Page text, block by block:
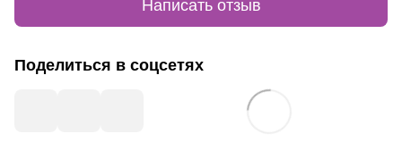
Написать отзыв
Поделиться в соцсетях